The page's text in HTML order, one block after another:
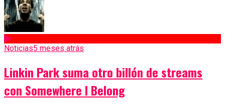
Noticias5 meses atrás
Linkin Park suma otro billón de streams
con Somewhere I Belong